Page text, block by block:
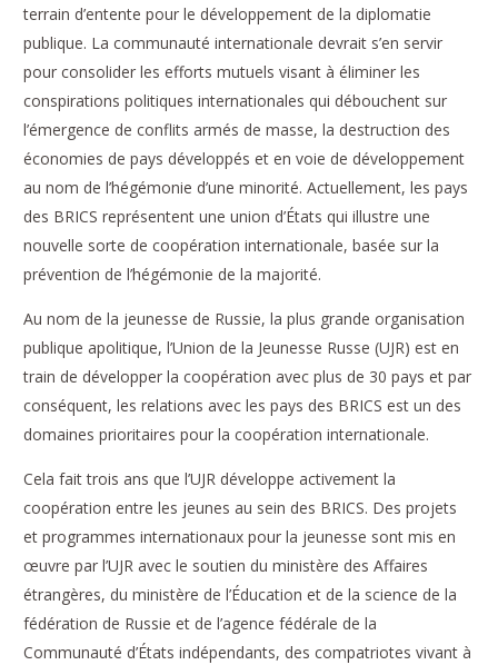
terrain d’entente pour le développement de la diplomatie
publique. La communauté internationale devrait s’en servir
pour consolider les efforts mutuels visant à éliminer les
conspirations politiques internationales qui débouchent sur
l’émergence de conflits armés de masse, la destruction des
économies de pays développés et en voie de développement
au nom de l’hégémonie d’une minorité. Actuellement, les pays
des BRICS représentent une union d’États qui illustre une
nouvelle sorte de coopération internationale, basée sur la
prévention de l’hégémonie de la majorité.
Au nom de la jeunesse de Russie, la plus grande organisation
publique apolitique, l’Union de la Jeunesse Russe (UJR) est en
train de développer la coopération avec plus de 30 pays et par
conséquent, les relations avec les pays des BRICS est un des
domaines prioritaires pour la coopération internationale.
Cela fait trois ans que l’UJR développe activement la
coopération entre les jeunes au sein des BRICS. Des projets
et programmes internationaux pour la jeunesse sont mis en
œuvre par l’UJR avec le soutien du ministère des Affaires
étrangères, du ministère de l’Éducation et de la science de la
fédération de Russie et de l’agence fédérale de la
Communauté d’États indépendants, des compatriotes vivant à